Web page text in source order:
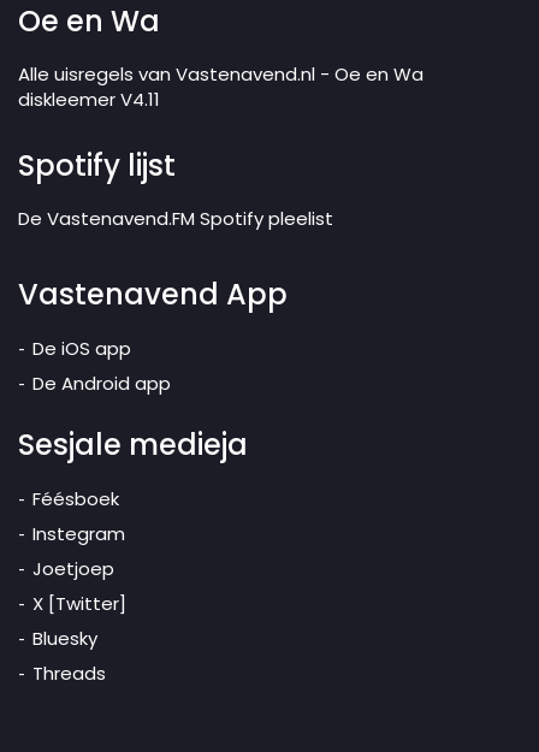
Oe en Wa
Alle uisregels van Vastenavend.nl - Oe en Wa
diskleemer V4.11
Spotify lijst
De Vastenavend.FM Spotify pleelist
Vastenavend App
De iOS app
De Android app
Sesjale medieja
Féésboek
Instegram
Joetjoep
X [Twitter]
Bluesky
Threads